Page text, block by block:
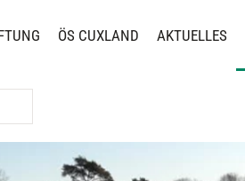
ÖS CUXLAND AKTUELLES